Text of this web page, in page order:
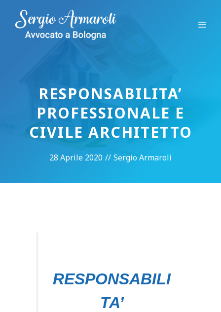
contenuto
RESPONSABILITA’
PROFESSIONALE E
CIVILE ARCHITETTO
28 Aprile 2020 // Sergio Armaroli
RESPONSABILI
TA’